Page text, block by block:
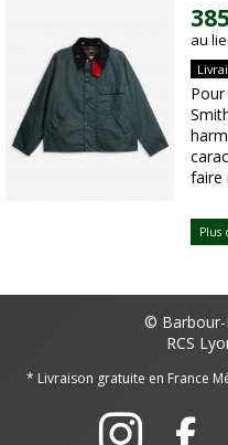
au
faire
Plus
© Barbour-
RCS
* Livraison gratuite en France